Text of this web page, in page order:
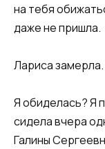
на тебя
даже не пришла.​
​Лариса
​Я обиделась? Я
сидела вчера
Галины